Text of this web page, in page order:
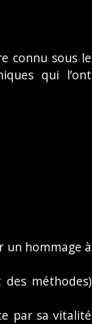
connu sous le
qui l’ont
un hommage à
méthodes)
par sa vitalité